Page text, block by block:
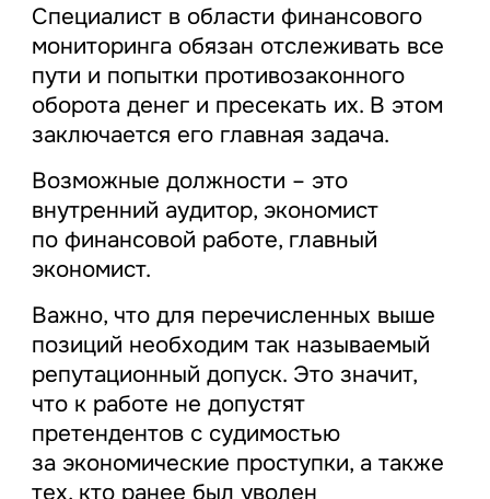
Специалист в области финансового
мониторинга обязан отслеживать все
пути и попытки противозаконного
оборота денег и пресекать их. В этом
заключается его главная задача.
Возможные должности – это
внутренний аудитор, экономист
по финансовой работе, главный
экономист.
Важно, что для перечисленных выше
позиций необходим так называемый
репутационный допуск. Это значит,
что к работе не допустят
претендентов с судимостью
за экономические проступки, а также
тех, кто ранее был уволен